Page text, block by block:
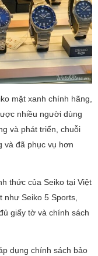
mặt xanh chính hãng,
nhiều người dùng
và phát triển, chuỗi
và đã phục vụ hơn
thức của Seiko tại Việt
như Seiko 5 Sports,
giấy tờ và chính sách
dụng chính sách bảo